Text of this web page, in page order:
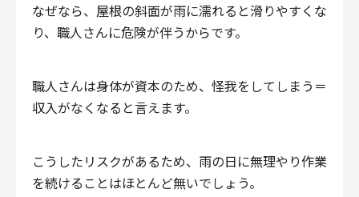
なぜなら、屋根の斜面が雨に濡れると滑りやすくな
り、職人さんに危険が伴うからです。
職人さんは身体が資本のため、怪我をしてしまう＝
収入がなくなると言えます。
こうしたリスクがあるため、雨の日に無理やり作業
を続けることはほとんど無いでしょう。